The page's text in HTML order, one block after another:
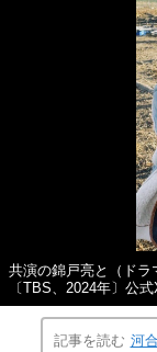
共演の錦戸亮と（ドラ
〔TBS、2024年〕公式
記事を読む 河